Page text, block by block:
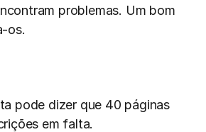
problemas. Um bom
os.
pode dizer que 40 páginas
em falta.